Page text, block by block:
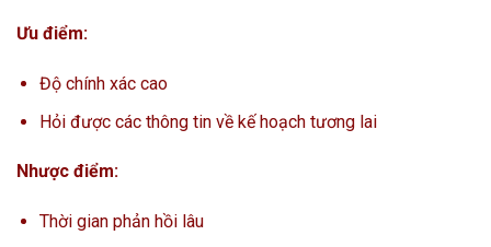
Ưu điểm:
Độ chính xác cao
Hỏi được các thông tin về kế hoạch tương lai
Nhược điểm:
Thời gian phản hồi lâu